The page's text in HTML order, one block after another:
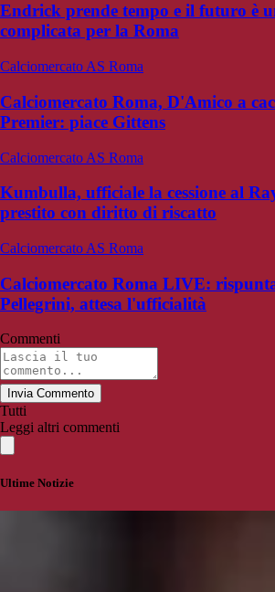
Endrick prende tempo e il futuro è
complicata per la Roma
Calciomercato AS Roma
Calciomercato Roma, D'Amico a
Premier: piace Gittens
Calciomercato AS Roma
Kumbulla, ufficiale la cessione al
prestito con diritto di riscatto
Calciomercato AS Roma
Calciomercato Roma LIVE:
Pellegrini, attesa l'ufficialità
Commenti
Invia Commento
Tutti
Leggi altri commenti
Ultime Notizie